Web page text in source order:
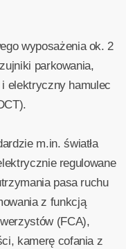
wyposażenia ok. 2
parkowania,
elektryczny hamulec
m.in. światła
regulowane
pasa ruchu
z funkcją
(FCA),
kamerę cofania z